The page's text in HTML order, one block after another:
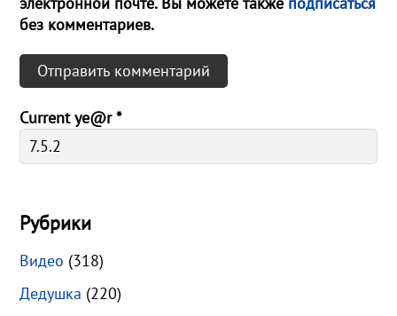
без комментариев.
Current ye@r*
Рубрики
Видео (318)
Дедушка (220)